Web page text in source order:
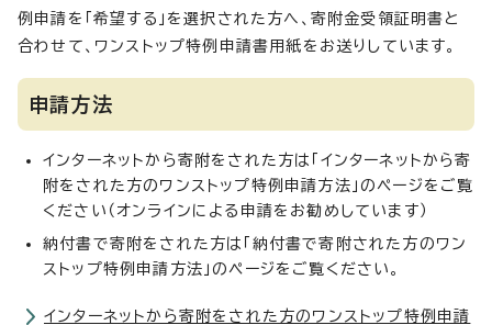
例申請を「希望する」を選択された方へ、寄附金受領証明書と
合わせて、ワンストップ特例申請書用紙をお送りしています。
申請方法
インターネットから寄附をされた方は「インターネットから寄
附をされた方のワンストップ特例申請方法」のページをご覧
ください（オンラインによる申請をお勧めしています）
納付書で寄附をされた方は「納付書で寄附された方のワン
ストップ特例申請方法」のページをご覧ください。
インターネットから寄附をされた方のワンストップ特例申請